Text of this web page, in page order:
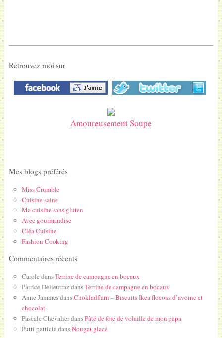
Retrouvez moi sur
Amoureusement Soupe
Mes blogs préférés
Miss Crumble
Cuisine saine
Ma cuisine sans gluten
Avec gourmandise
Cléa Cuisine
Fashion Cooking
Commentaires récents
Carole dansTerrine de campagne en bocaux
Patrice DelieutrazdansTerrine de campagne en bocaux
Anne JammesdansChokladflarn – Biscuits Ikea flocons d’avoine et
chocolat
Pascale ChevalierdansPâté de foie de volaille de mon papa
Putti patticiadansNougat glacé